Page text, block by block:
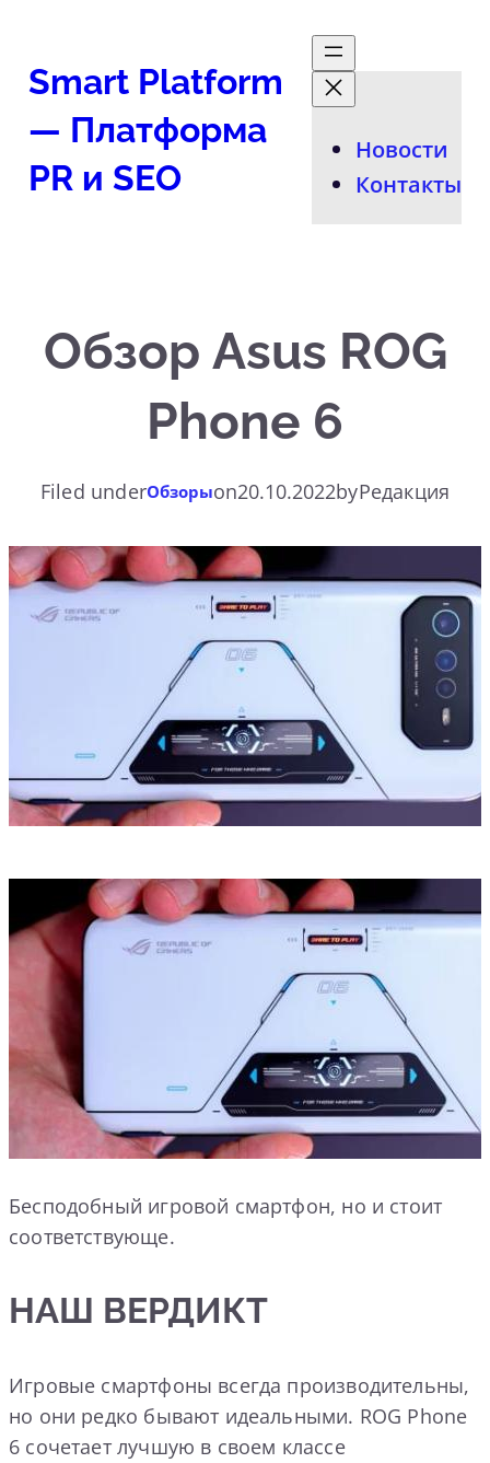
содержимому
Smart Platform
— Платформа
PR и SEO
Новости
Контакты
Обзор Asus ROG
Phone 6
Filed underОбзорыon20.10.2022byРедакция
Бесподобный игровой смартфон, но и стоит
соответствующе.
НАШ ВЕРДИКТ
Игровые смартфоны всегда производительны,
но они редко бывают идеальными. ROG Phone
6 сочетает лучшую в своем классе